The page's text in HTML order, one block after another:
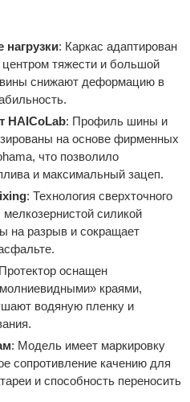
нагрузки: Каркас адаптирован
тяжести и большой
снижают деформацию в
HAICoLab: Профиль шины и
на основе фирменных
что позволило
и максимальный зацеп.
: Технология сверхточного
силикой
на разрыв и сокращает
оснащен
краями,
водяную пленку и
: Модель имеет маркировку
сопротивление качению для
и способность переносить